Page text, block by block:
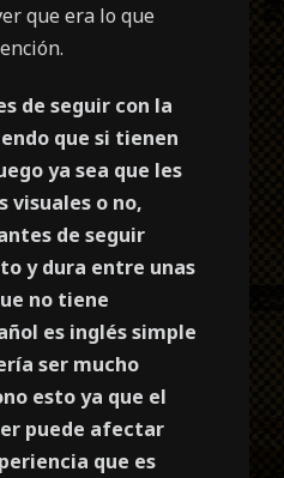
que era lo que
de seguir con la
que si tienen
ya sea que les
visuales o no,
de seguir
y dura entre unas
no tiene
es inglés simple
ser mucho
esto ya que el
puede afectar
que es